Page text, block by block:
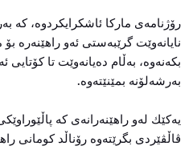
رۆژنامەی ماركا ئاشكرایكردوە، كە
نایانەوێت گرێبەستی ئەو راهێنەرە
بكەنەوە، بەڵام دەیانەوێت تا كۆتایی
بەرشەلۆنە بمێنێتەوە.
یەكێك لەو راهێنەرانەی كە
ڤاڵڤێردی بگرێتەوە رۆناڵد كومانی